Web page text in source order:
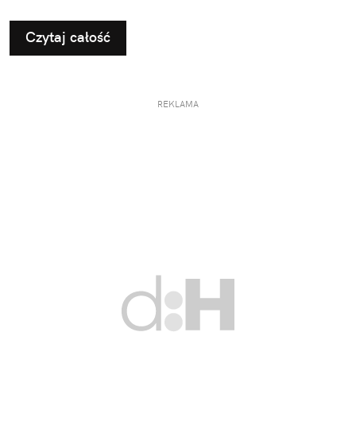
Czytaj całość
REKLAMA